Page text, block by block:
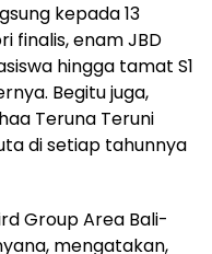
kepada 13
finalis, enam JBD
hingga tamat S1
Begitu juga,
Teruna Teruni
di setiap tahunnya
Group Area Bali-
mengatakan,